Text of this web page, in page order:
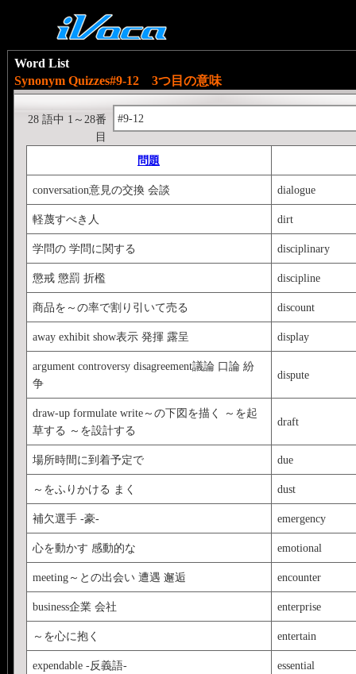
Word List
Synonym Quizzes#9-12 3つ目の意味
#9-12
28 語中 1～28番
目
問題
conversation意見の交換 会談 dialogue
軽蔑すべき人 dirt
学問の 学問に関する disciplinary
懲戒 懲罰 折檻 discipline
商品を～の率で割り引いて売る discount
away exhibit show表示 発揮 露呈 display
argument controversy disagreement議論 口論 紛
争
dispute
draw-up formulate write～の下図を描く ～を起
草する ～を設計する
draft
場所時間に到着予定で due
～をふりかける まく dust
補欠選手 -豪- emergency
心を動かす 感動的な emotional
meeting～との出会い 遭遇 邂逅 encounter
business企業 会社 enterprise
～を心に抱く entertain
expendable -反義語- essential